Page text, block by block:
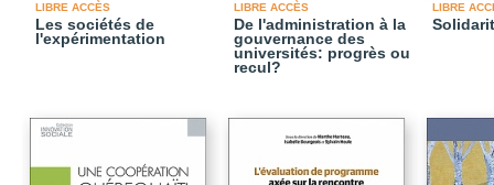
LIBRE ACCÈS
Les sociétés de
l'expérimentation
LIBRE ACCÈS
De l'administration à la
gouvernance des
universités: progrès ou
recul?
LIBRE